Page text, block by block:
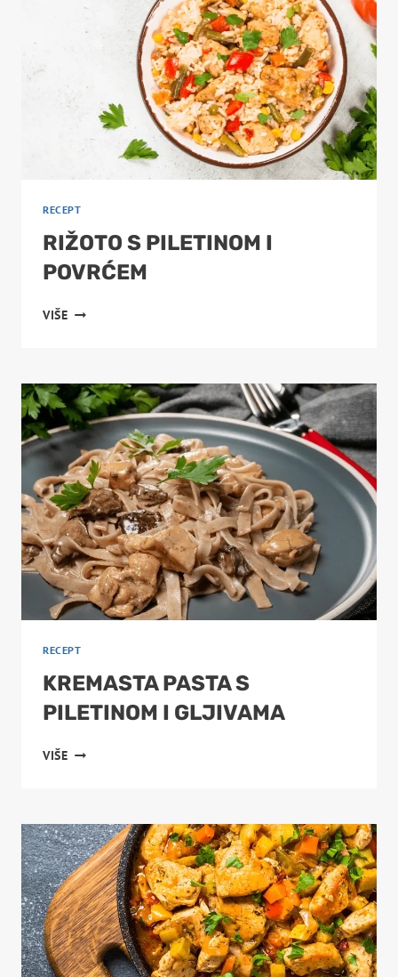
RECEPT
RIŽOTO S PILETINOM I
POVRĆEM
VIŠERIŽOTO
POVRĆEM
RECEPT
KREMASTA PASTA S
PILETINOM I GLJIVAMA
VIŠEKREMASTA
I
GLJIVAMA